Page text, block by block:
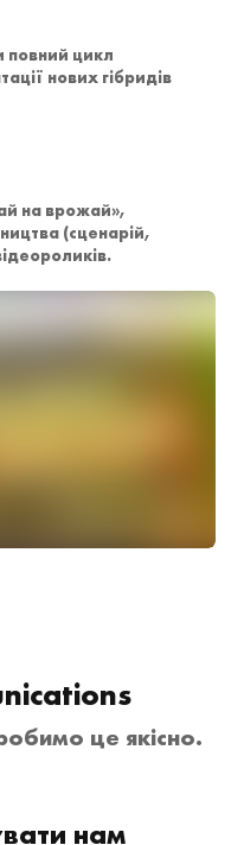
повний цикл
нових гібридів
на врожай»,
(сценарій,
це якісно.
нам